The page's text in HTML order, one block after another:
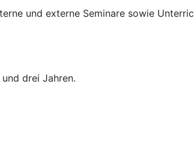
und externe Seminare sowie
drei Jahren.